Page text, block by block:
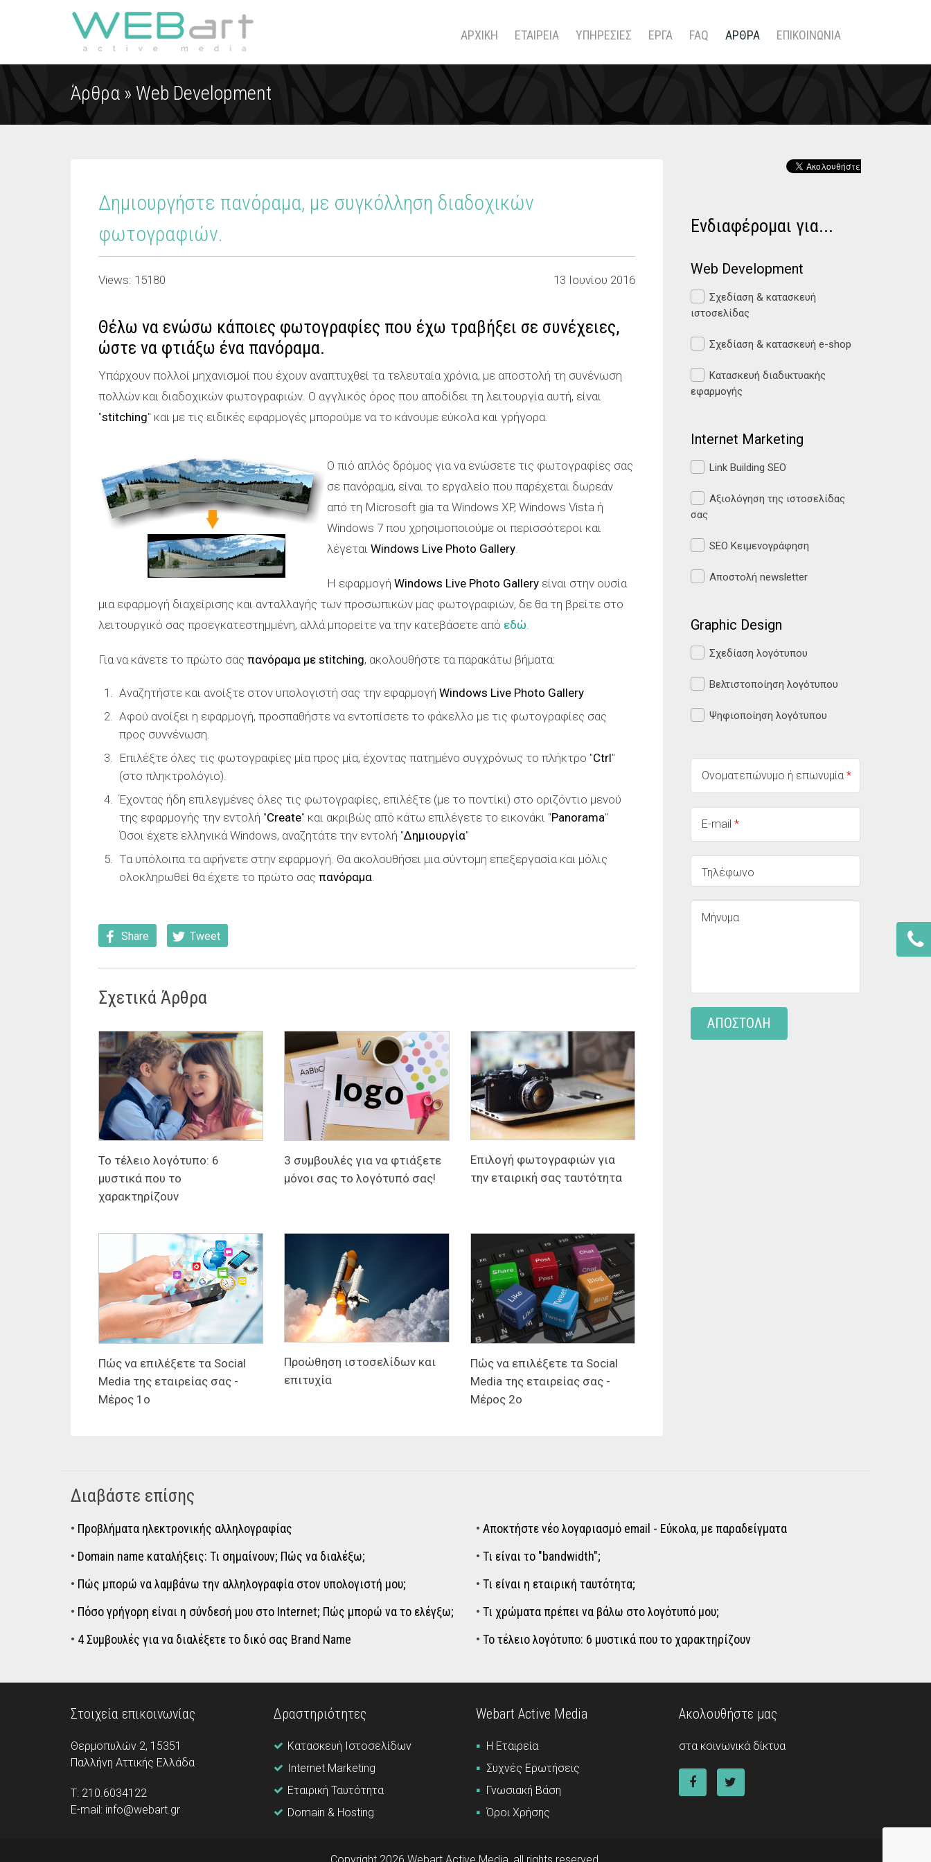
ΑΡΧΙΚΗ ΕΤΑΙΡΕΙΑ ΥΠΗΡΕΣΙΕΣ ΕΡΓΑ FAQ ΑΡΘΡΑ ΕΠΙΚΟΙΝΩΝΙΑ
Άρθρα » Web Development
Δημιουργήστε πανόραμα, με συγκόλληση διαδοχικών
φωτογραφιών.
Views: 15180 13 Ιουνίου 2016
Θέλω να ενώσω κάποιες φωτογραφίες που έχω τραβήξει σε συνέχειες,
ώστε να φτιάξω ένα πανόραμα.
Υπάρχουν πολλοί μηχανισμοί που έχουν αναπτυχθεί τα τελευταία χρόνια, με αποστολή τη συνένωση
πολλών και διαδοχικών φωτογραφιών. Ο αγγλικός όρος που αποδίδει τη λειτουργία αυτή, είναι
"stitching" και με τις ειδικές εφαρμογές μπορούμε να το κάνουμε εύκολα και γρήγορα.
Ο πιό απλός δρόμος για να ενώσετε τις φωτογραφίες σας
σε πανόραμα, είναι το εργαλείο που παρέχεται δωρεάν
από τη Microsoft gia τα Windows XP, Windows Vista ή
Windows 7 που χρησιμοποιούμε οι περισσότεροι και
λέγεται Windows Live Photo Gallery.
Η εφαρμογή Windows Live Photo Gallery είναι στην ουσία
μια εφαρμογή διαχείρισης και ανταλλαγής των προσωπικών μας φωτογραφιών, δε θα τη βρείτε στο
λειτουργικό σας προεγκατεστημμένη, αλλά μπορείτε να την κατεβάσετε από εδώ.
Για να κάνετε το πρώτο σας πανόραμα με stitching, ακολουθήστε τα παρακάτω βήματα:
Αναζητήστε και ανοίξτε στον υπολογιστή σας την εφαρμογή Windows Live Photo Gallery
Αφού ανοίξει η εφαρμογή, προσπαθήστε να εντοπίσετε το φάκελλο με τις φωτογραφίες σας
προς συννένωση.
Επιλέξτε όλες τις φωτογραφίες μία προς μία, έχοντας πατημένο συγχρόνως το πλήκτρο "Ctrl"
(στο πληκτρολόγιο).
Έχοντας ήδη επιλεγμένες όλες τις φωτογραφίες, επιλέξτε (με το ποντίκι) στο οριζόντιο μενού
της εφαρμογής την εντολή "Create" και ακριβώς από κάτω επιλέγετε το εικονάκι "Panorama"
Όσοι έχετε ελληνικά Windows, αναζητάτε την εντολή "Δημιουργία"
Τα υπόλοιπα τα αφήνετε στην εφαρμογή. Θα ακολουθήσει μια σύντομη επεξεργασία και μόλις
ολοκληρωθεί θα έχετε το πρώτο σας πανόραμα.
Share Tweet
Σχετικά Άρθρα
Το τέλειο λογότυπο: 6
μυστικά που το
χαρακτηρίζουν
3 συμβουλές για να φτιάξετε
μόνοι σας το λογότυπό σας!
Επιλογή φωτογραφιών για
την εταιρική σας ταυτότητα
Πώς να επιλέξετε τα Social
Media της εταιρείας σας -
Μέρος 1ο
Προώθηση ιστοσελίδων και
επιτυχία
Πώς να επιλέξετε τα Social
Media της εταιρείας σας -
Μέρος 2ο
Ενδιαφέρομαι για...
Web Development
Σχεδίαση & κατασκευή
ιστοσελίδας
Σχεδίαση & κατασκευή e-shop
Κατασκευή διαδικτυακής
εφαρμογής
Internet Marketing
Link Building SEO
Αξιολόγηση της ιστοσελίδας
σας
SEO Κειμενογράφηση
Αποστολή newsletter
Graphic Design
Σχεδίαση λογότυπου
Βελτιστοποίηση λογότυπου
Ψηφιοποίηση λογότυπου
Ονοματεπώνυμο ή επωνυμία*
E-mail *
Τηλέφωνο
Μήνυμα
ΑΠΟΣΤΟΛΗ
Διαβάστε επίσης
• Προβλήματα ηλεκτρονικής αλληλογραφίας • Αποκτήστε νέο λογαριασμό email - Εύκολα, με παραδείγματα
• Domain name καταλήξεις: Τι σημαίνουν; Πώς να διαλέξω; • Τι είναι το "bandwidth";
• Πώς μπορώ να λαμβάνω την αλληλογραφία στον υπολογιστή μου; • Τι είναι η εταιρική ταυτότητα;
• Πόσο γρήγορη είναι η σύνδεσή μου στο Internet; Πώς μπορώ να το ελέγξω; • Τι χρώματα πρέπει να βάλω στο λογότυπό μου;
• 4 Συμβουλές για να διαλέξετε το δικό σας Brand Name • Το τέλειο λογότυπο: 6 μυστικά που το χαρακτηρίζουν
Στοιχεία επικοινωνίας
Θερμοπυλών 2, 15351
Παλλήνη Aττικής Ελλάδα
Τ: 210.6034122
E-mail: info@webart.gr
Δραστηριότητες
Κατασκευή Ιστοσελίδων
Internet Marketing
Εταιρική Ταυτότητα
Domain & Hosting
Webart Active Media
Η Εταιρεία
Συχνές Ερωτήσεις
Γνωσιακή Βάση
Όροι Χρήσης
Ακολουθήστε μας
στα κοινωνικά δίκτυα
Copyright 2026 Webart Active Media, all rights reserved.